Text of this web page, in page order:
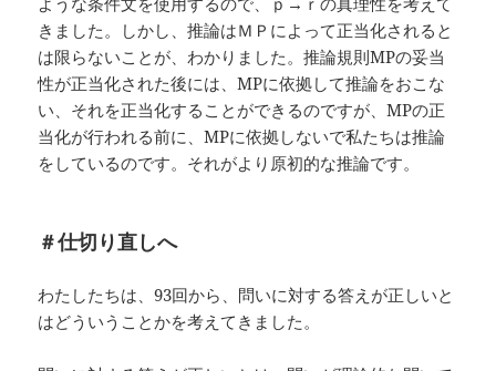
きました。しかし、推論はＭＰによって正当化されると
は限らないことが、わかりました。推論規則MPの妥当
性が正当化された後には、MPに依拠して推論をおこな
い、それを正当化することができるのですが、MPの正
当化が行われる前に、MPに依拠しないで私たちは推論
をしているのです。それがより原初的な推論です。
＃仕切り直しへ
わたしたちは、93回から、問いに対する答えが正しいと
はどういうことかを考えてきました。